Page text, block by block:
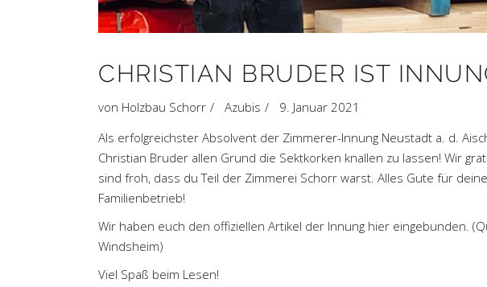
CHRISTIAN BRUDER IST
von Holzbau Schorr Azubis
9. Januar 2021
Als erfolgreichster Absolvent der Zimmerer-Innung Neustadt a. d.
Christian Bruder allen Grund die Sektkorken knallen zu lassen! Wir
sind froh, dass du Teil der Zimmerei Schorr warst. Alles Gute für
Familienbetrieb!
Wir haben euch den offiziellen Artikel der Innung hier eingebunden.
Windsheim)
Viel Spaß beim Lesen!